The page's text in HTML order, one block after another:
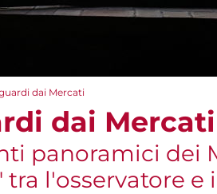
dai Mercati
dai Mercati
panoramici dei
l'osservatore e